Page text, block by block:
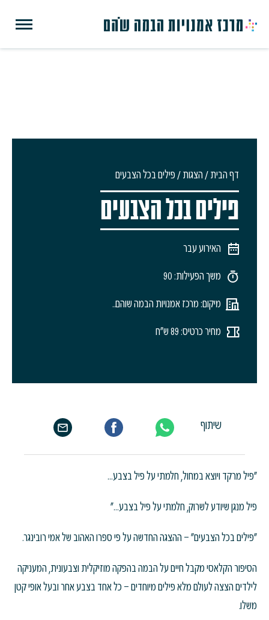
דף הבית/הצגות/פילים בכל הצבעים
פילים בכל הצבעים
האירוע עבר
משך הפעילות: 90
מיקום: מרכז אמנויות הבמה שוהם..
מחיר כרטיס: 89 ש"ח
שיתוף
"פיל מרקד ויוצא במחול, חלמתי על פיל בצבע…
פיל מנגן שיודע לשרוק, חלמתי על פיל בצבע…״
"פילים בכל הצבעים" – ההצגה החדשה על פי ספרו האהוב של אמי רובינגר.
הסיפור הקלאסי מקבל חיים על הבמה בהפקה מוזיקלית וצבעונית, המעניקה
לילדים הצצה לעולם מלא פילים מיוחדים – כל אחד בצבע אחר ובעל אופי קטן
משלו.